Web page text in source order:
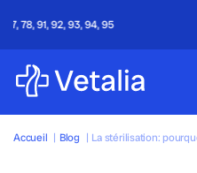
Accueil | Blog | La stérilisation: